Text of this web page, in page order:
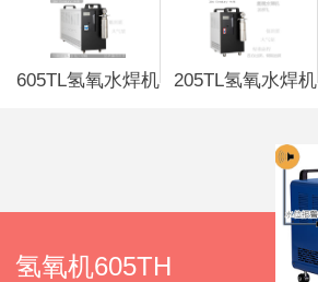
605TL氢氧水焊机 205TL氢氧水焊机
氢氧机605TH